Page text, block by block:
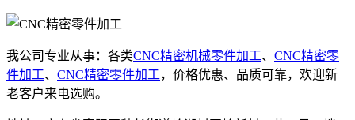
我公司专业从事：各类CNC精密机械零件加工、 CNC精密零
件加工、 CNC精密零件加工，价格优惠、品质可靠，欢迎新
老客户来电选购。